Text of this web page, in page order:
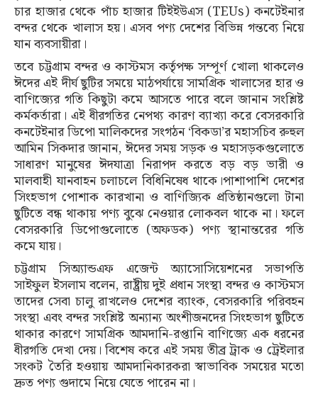
চার হাজার থেকে পাঁচ হাজার টিইইউএস (TEUs) কনটেইনার
বন্দর থেকে খালাস হয়। এসব পণ্য দেশের বিভিন্ন গন্তব্যে নিয়ে
যান ব্যবসায়ীরা।
তবে চট্টগ্রাম বন্দর ও কাস্টমস কর্তৃপক্ষ সম্পূর্ণ খোলা থাকলেও
ঈদের এই দীর্ঘ ছুটির সময়ে মাঠপর্যায়ে সামগ্রিক খালাসের হার ও
বাণিজ্যের গতি কিছুটা কমে আসতে পারে বলে জানান সংশ্লিষ্ট
কর্মকর্তারা। এই ধীরগতির নেপথ্য কারণ ব্যাখ্যা করে বেসরকারি
কনটেইনার ডিপো মালিকদের সংগঠন ‘বিকডা’র মহাসচিব রুহুল
আমিন সিকদার জানান, ঈদের সময় সড়ক ও মহাসড়কগুলোতে
সাধারণ মানুষের ঈদযাত্রা নিরাপদ করতে বড় বড় ভারী ও
মালবাহী যানবাহন চলাচলে বিধিনিষেধ থাকে।পাশাপাশি দেশের
সিংহভাগ পোশাক কারখানা ও বাণিজ্যিক প্রতিষ্ঠানগুলো টানা
ছুটিতে বন্ধ থাকায় পণ্য বুঝে নেওয়ার লোকবল থাকে না। ফলে
বেসরকারি ডিপোগুলোতে (অফডক) পণ্য স্থানান্তরের গতি
কমে যায়।
চট্টগ্রাম সিঅ্যান্ডএফ এজেন্ট অ্যাসোসিয়েশনের সভাপতি
সাইফুল ইসলাম বলেন, রাষ্ট্রীয় দুই প্রধান সংস্থা বন্দর ও কাস্টমস
তাদের সেবা চালু রাখলেও দেশের ব্যাংক, বেসরকারি পরিবহন
সংস্থা এবং বন্দর সংশ্লিষ্ট অন্যান্য অংশীজনদের সিংহভাগ ছুটিতে
থাকার কারণে সামগ্রিক আমদানি-রপ্তানি বাণিজ্যে এক ধরনের
ধীরগতি দেখা দেয়। বিশেষ করে এই সময় তীব্র ট্রাক ও ট্রেইলার
সংকট তৈরি হওয়ায় আমদানিকারকরা স্বাভাবিক সময়ের মতো
দ্রুত পণ্য গুদামে নিয়ে যেতে পারেন না।